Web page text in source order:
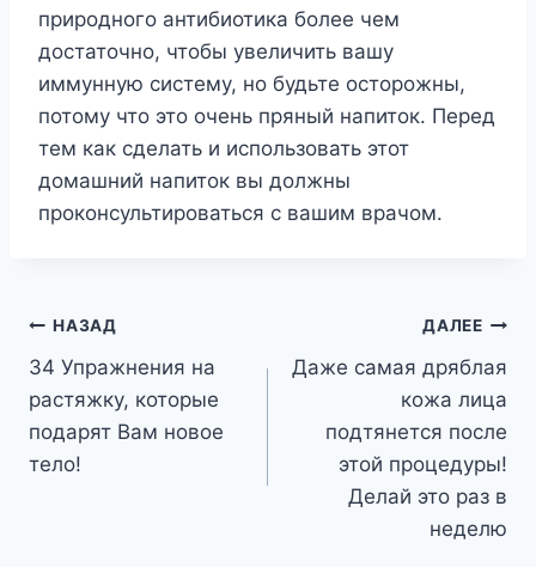
природного антибиотика более чем
достаточно, чтобы увеличить вашу
иммунную систему, но будьте осторожны,
потому что это очень пряный напиток. Перед
тем как сделать и использовать этот
домашний напиток вы должны
проконсультироваться с вашим врачом.
Навигация
по
записям
НАЗАД
34 Упражнения на
растяжку, которые
подарят Вам новое
тело!
ДАЛЕЕ
Даже самая дряблая
кожа лица
подтянется после
этой процедуры!
Делай это раз в
неделю